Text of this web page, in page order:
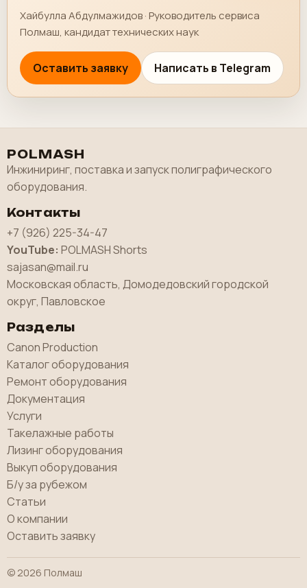
Хайбулла Абдулмажидов · Руководитель сервиса
Полмаш, кандидат технических наук
Оставить заявку Написать в Telegram
POLMASH
Инжиниринг, поставка и запуск полиграфического
оборудования.
Контакты
+7 (926) 225-34-47
YouTube: POLMASH Shorts
sajasan@mail.ru
Московская область, Домодедовский городской
округ, Павловское
Разделы
Canon Production
Каталог оборудования
Ремонт оборудования
Документация
Услуги
Такелажные работы
Лизинг оборудования
Выкуп оборудования
Б/у за рубежом
Статьи
О компании
Оставить заявку
© 2026 Полмаш